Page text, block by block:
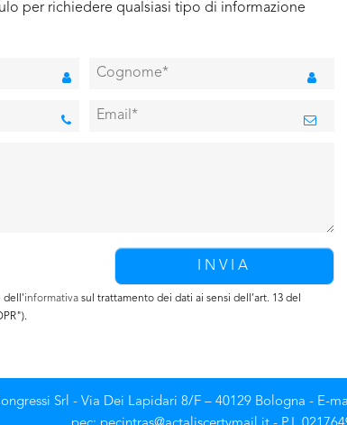
per richiedere qualsiasi tipo di informazione
dell'informativa sul trattamento dei dati ai sensi dell’art. 13 del
Srl - Via Dei Lapidari 8/F – 40129 Bologna - E-